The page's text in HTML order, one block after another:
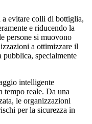
a evitare colli di bottiglia,
e riducendo la
persone si muovono
a ottimizzare il
pubblica, specialmente
intelligente
tempo reale. Da una
le organizzazioni
per la sicurezza in